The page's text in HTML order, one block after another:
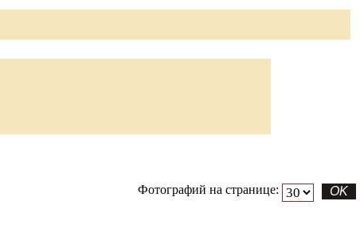
Фотографий на странице: